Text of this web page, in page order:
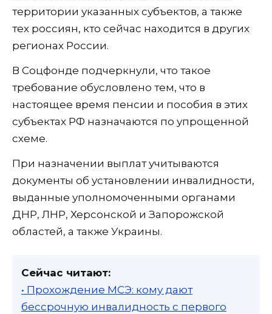
территории указанных субъектов, а также
тех россиян, кто сейчас находится в других
регионах России.
В Соцфонде подчеркнули, что такое
требование обусловлено тем, что в
настоящее время пенсии и пособия в этих
субъектах РФ назначаются по упрощенной
схеме.
При назначении выплат учитываются
документы об установлении инвалидности,
выданные уполномоченными органами
ДНР, ЛНР, Херсонской и Запорожской
областей, а также Украины.
Сейчас читают:
• Прохождение МСЭ: кому дают
бессрочную инвалидность с первого